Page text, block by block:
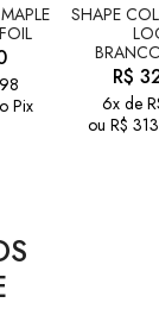
Pix
SHAPE
R$
6x de
ou R$